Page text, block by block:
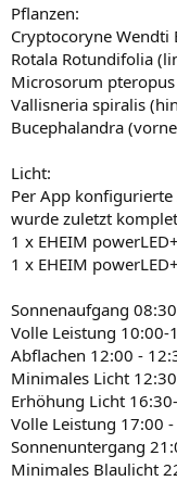
Pflanzen:
Cryptocoryne Wendti
Rotala Rotundifolia
Microsorum
Vallisneria spiralis
Bucephalandra
Licht:
Per App
wurde zuletzt
1 x EHEIM
1 x EHEIM
Sonnenaufgang
Volle Leistung 10:00-
Abflachen 12:00 -
Minimales Licht
Erhöhung Licht
Volle Leistung 17:00
Sonnenuntergang
Minimales Blaulicht